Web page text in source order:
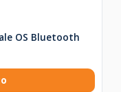
OS Bluetooth